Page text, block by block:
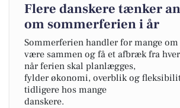
Flere danskere tænker
om sommerferien i år
Sommerferien handler for mange
være sammen og få et afbræk fra
når ferien skal planlægges,
fylder økonomi, overblik og
tidligere hos mange
danskere.